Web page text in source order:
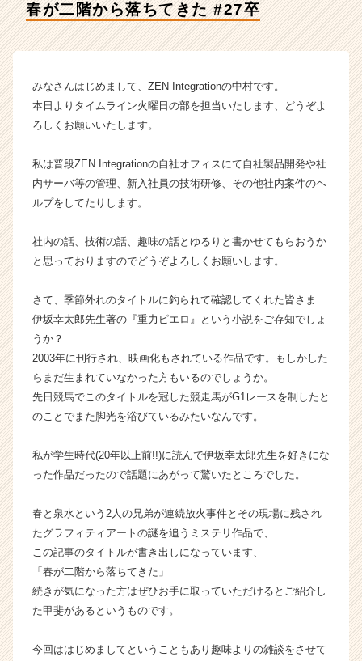
イ
ム
|
ベ
ン
ャ
ー・
長
業
か
ス
カ
が
届
く
就
サ
イ
ト
ア
キ
ャ
リ
ア
h
e
春が二階から落ちてきた #27卒
みなさんはじめまして、ZEN Integrationの中村です。
本日よりタイムライン火曜日の部を担当いたします、どうぞよ
ろしくお願いいたします。
私は普段ZEN Integrationの自社オフィスにて自社製品開発や社
内サーバ等の管理、新入社員の技術研修、その他社内案件のヘ
ルプをしてたりします。
社内の話、技術の話、趣味の話とゆるりと書かせてもらおうか
と思っておりますのでどうぞよろしくお願いします。
さて、季節外れのタイトルに釣られて確認してくれた皆さま
伊坂幸太郎先生著の『重力ピエロ』という小説をご存知でしょ
うか？
2003年に刊行され、映画化もされている作品です。もしかした
らまだ生まれていなかった方もいるのでしょうか。
先日競馬でこのタイトルを冠した競走馬がG1レースを制したと
のことでまた脚光を浴びているみたいなんです。
私が学生時代(20年以上前!!)に読んで伊坂幸太郎先生を好きにな
った作品だったので話題にあがって驚いたところでした。
春と泉水という2人の兄弟が連続放火事件とその現場に残され
たグラフィティアートの謎を追うミステリ作品で、
この記事のタイトルが書き出しになっています、
「春が二階から落ちてきた」
続きが気になった方はぜひお手に取っていただけるとご紹介し
た甲斐があるというものです。
今回ははじめましてということもあり趣味よりの雑談をさせて